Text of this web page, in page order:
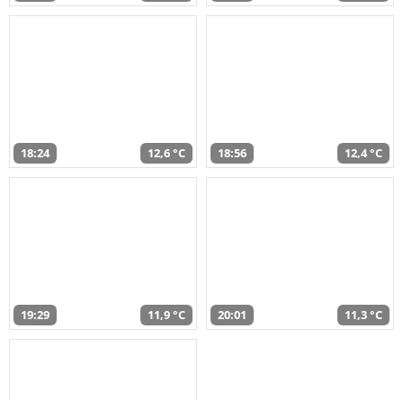
18:24 12,6 °C 18:56 12,4 °C
19:29 11,9 °C 20:01 11,3 °C